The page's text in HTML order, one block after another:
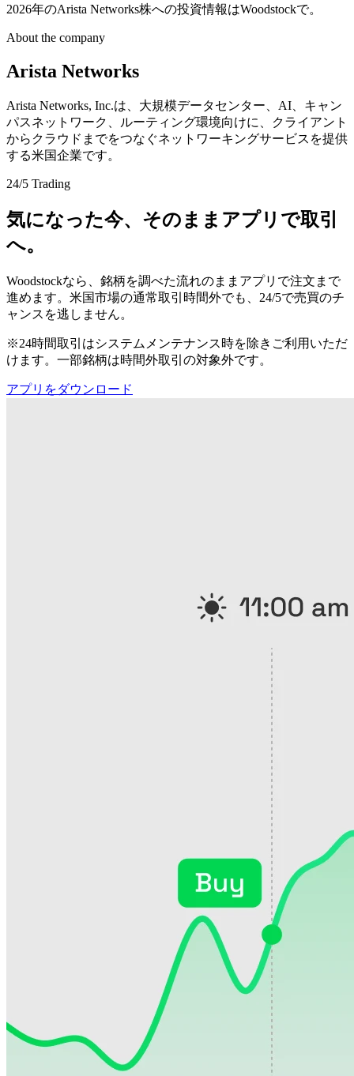
2026年のArista Networks株への投資情報はWoodstockで。
About the company
Arista Networks
Arista Networks, Inc.は、大規模データセンター、AI、キャン
パスネットワーク、ルーティング環境向けに、クライアント
からクラウドまでをつなぐネットワーキングサービスを提供
する米国企業です。
24/5 Trading
気になった今、そのままアプリで取引
へ。
Woodstockなら、銘柄を調べた流れのままアプリで注文まで
進めます。米国市場の通常取引時間外でも、24/5で売買のチ
ャンスを逃しません。
※24時間取引はシステムメンテナンス時を除きご利用いただ
けます。一部銘柄は時間外取引の対象外です。
アプリをダウンロード